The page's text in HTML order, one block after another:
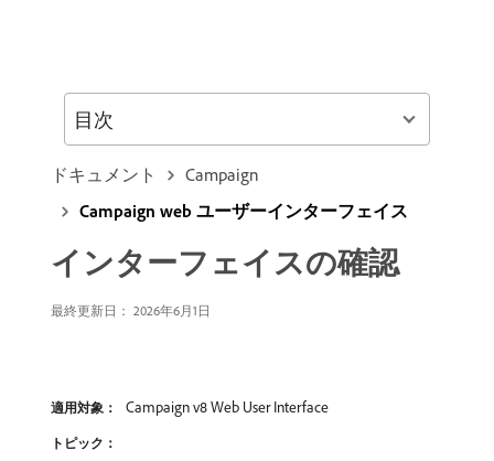
ドキュメント
Campaign
Campaign web ユーザーインターフェイス
インターフェイスの確認
最終更新日： 2026年6月1日
適用対象： Campaign v8 Web User Interface
トピック：
目次